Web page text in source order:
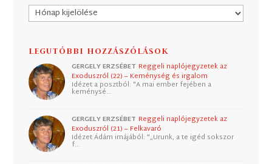
Archívum
LEGUTÓBBI HOZZÁSZÓLÁSOK
GERGELY ERZSÉBET Reggeli naplójegyzetek az
Exoduszról (22) – Keménység és irgalom
Idézet a posztból: "A mai ember fejében a
keménysé…
GERGELY ERZSÉBET Reggeli naplójegyzetek az
Exoduszról (21) – Felkavaró
Idézet Ádám imájából: "„Urunk, a te igéd sokszor
f…